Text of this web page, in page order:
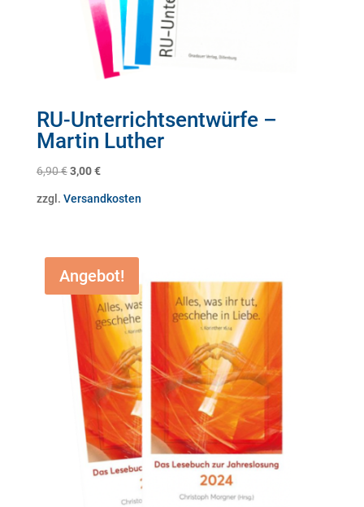
RU-Unterrichtsentwürfe –
Martin Luther
6,90€ Ursprünglicher
3,00€Aktueller
zzgl. Versandkosten
Angebot!